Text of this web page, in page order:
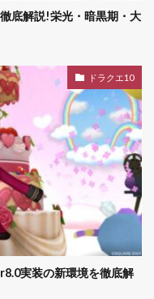
底解説!栄光・暗黒期・大
ドラクエ10
実装の新環境を徹底解